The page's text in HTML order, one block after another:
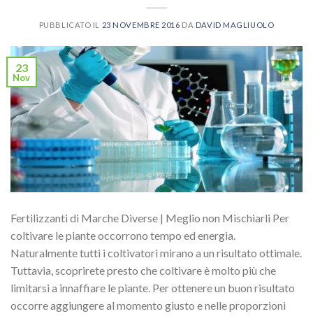
PUBBLICATO IL 23 NOVEMBRE 2016 DA DAVID MAGLIUOLO
23
Nov
Fertilizzanti di Marche Diverse | Meglio non Mischiarli Per
coltivare le piante occorrono tempo ed energia.
Naturalmente tutti i coltivatori mirano a un risultato ottimale.
Tuttavia, scoprirete presto che coltivare è molto più che
limitarsi a innaffiare le piante. Per ottenere un buon risultato
occorre aggiungere al momento giusto e nelle proporzioni